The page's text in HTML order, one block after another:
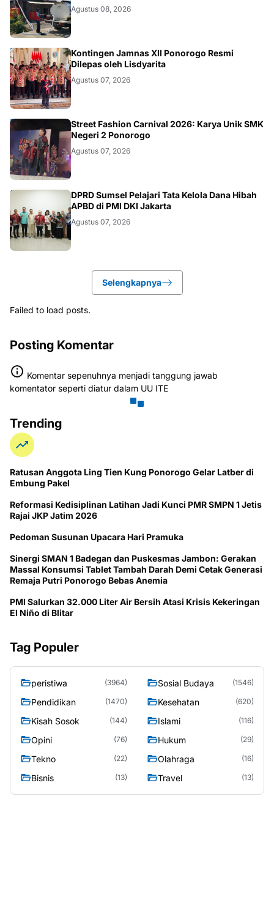
Agustus 08, 2026
JATIM
Kontingen Jamnas XII Ponorogo Resmi
Dilepas oleh Lisdyarita
Agustus 07, 2026
JATIM
Street Fashion Carnival 2026: Karya Unik SMK
Negeri 2 Ponorogo
Agustus 07, 2026
ANEWS
DPRD Sumsel Pelajari Tata Kelola Dana Hibah
APBD di PMI DKI Jakarta
Agustus 07, 2026
Selengkapnya
Failed to load posts.
Posting Komentar
Komentar sepenuhnya menjadi tanggung jawab
komentator seperti diatur dalam UU ITE
Trending
Ratusan Anggota Ling Tien Kung Ponorogo Gelar Latber di
Embung Pakel
Reformasi Kedisiplinan Latihan Jadi Kunci PMR SMPN 1 Jetis
Rajai JKP Jatim 2026
Pedoman Susunan Upacara Hari Pramuka
Sinergi SMAN 1 Badegan dan Puskesmas Jambon: Gerakan
Massal Konsumsi Tablet Tambah Darah Demi Cetak Generasi
Remaja Putri Ponorogo Bebas Anemia
PMI Salurkan 32.000 Liter Air Bersih Atasi Krisis Kekeringan
El Niño di Blitar
Tag Populer
peristiwa (3964) Sosial Budaya (1546)
Pendidikan (1470) Kesehatan (620)
Kisah Sosok (144) Islami (116)
Opini (76) Hukum (29)
Tekno (22) Olahraga (16)
Bisnis (13) Travel (13)